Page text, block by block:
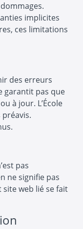
implicites
ces limitations
des erreurs
garantit pas que
à jour. L’École
pas
ne signifie pas
site web lié se fait